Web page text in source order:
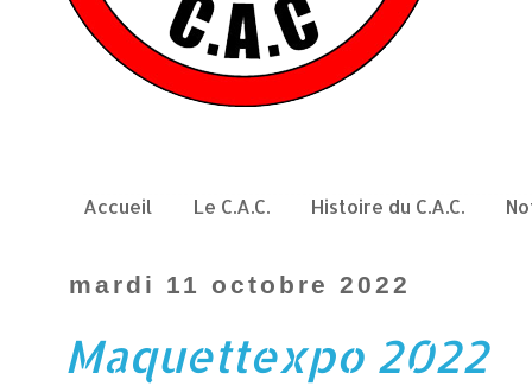
Accueil Le C.A.C. Histoire du C.A.C.
mardi 11 octobre 2022
Maquettexpo 2022